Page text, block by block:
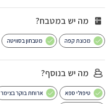
מה יש במטבח?
מכונת קפה מטבחון בסוויטה
מה יש בנוסף?
טיפולי ספא ארוחת בוקר בצימר